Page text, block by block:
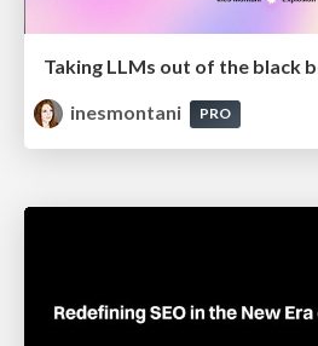
inesmontani
PRO